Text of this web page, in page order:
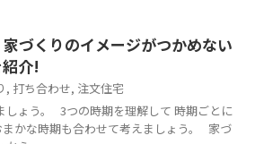
家づくりのイメージがつかめない
介!
, 打ち合わせ, 注文住宅
しょう。 3つの時期を理解して 時期ごとに
かな時期も合わせて考えましょう。 家づ